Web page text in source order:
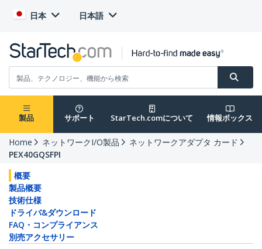
日本 日本語
製品 サポート StarTech.comについて 情報ボックス
Home ネットワークI/O製品
ネットワークアダプタ カード
PEX40GQSFPI
概要
製品概要
技術仕様
ドライバ&ダウンロード
FAQ・コンプライアンス
別売アクセサリー